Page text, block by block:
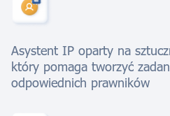
Asystent IP oparty na
który pomaga tworzyć
odpowiednich prawników